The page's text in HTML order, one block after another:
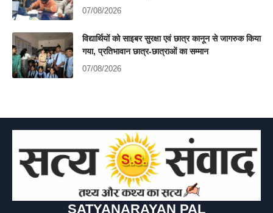
07/08/2026
विद्यार्थियों को साइबर सुरक्षा एवं छात्र कानून से जागरुक किया
गया, प्रतिभावान छात्र-छात्राओं का सम्मान
07/08/2026
SATYANARAYAN PAL